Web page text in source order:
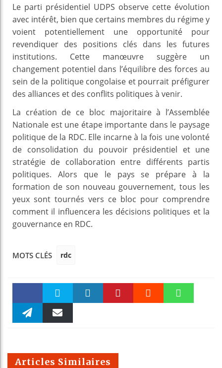
Le parti présidentiel UDPS observe cette évolution
avec intérêt, bien que certains membres du régime y
voient potentiellement une opportunité pour
revendiquer des positions clés dans les futures
institutions. Cette manœuvre suggère un
changement potentiel dans l’équilibre des forces au
sein de la politique congolaise et pourrait préfigurer
des alliances et des conflits politiques à venir.
La création de ce bloc majoritaire à l’Assemblée
Nationale est une étape importante dans le paysage
politique de la RDC. Elle incarne à la fois une volonté
de consolidation du pouvoir présidentiel et une
stratégie de collaboration entre différents partis
politiques. Alors que le pays se prépare à la
formation de son nouveau gouvernement, tous les
yeux sont tournés vers ce bloc pour comprendre
comment il influencera les décisions politiques et la
gouvernance en RDC.
MOTS CLÉS rdc
Faceboo Twitter
m
Articles Similaires